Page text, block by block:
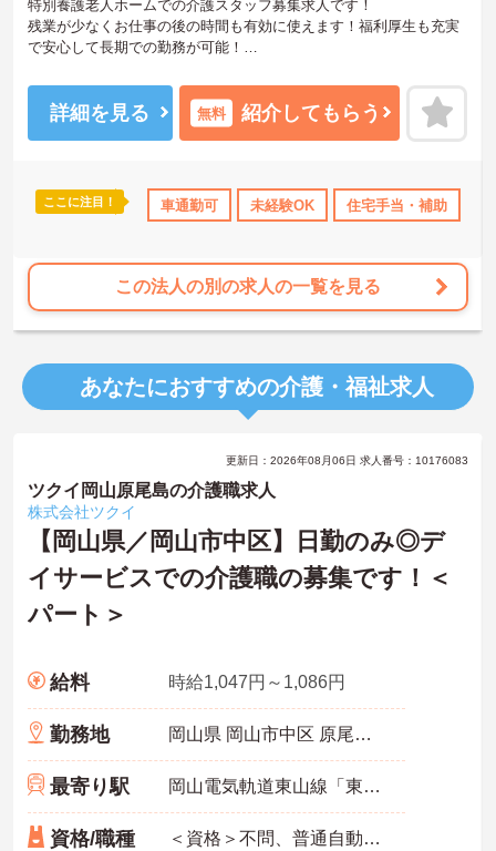
取得サポート 産休･育休･介護休暇取得実績あり 社会保険完備
特別養護老人ホームでの介護スタッフ募集求人です！
残業が少なくお仕事の後の時間も有効に使えます！福利厚生も充実
で安心して長期での勤務が可能！
すのでお気軽にご相談ください。
詳細を見る 無料 紹介してもらう
ここに注目！ 車通勤可 未経験OK 住宅手当・補助
この法人の別の求人の一覧を見る
あなたにおすすめの介護・福祉求人
更新日：2026年08月06日 求人番号：10176083
ツクイ岡山原尾島の介護職求人
株式会社ツクイ
【岡山県／岡山市中区】日勤のみ◎デ
イサービスでの介護職の募集です！＜
パート＞
給料 時給1,047円～1,086円
勤務地 岡山県 岡山市中区 原尾島4-14-8
最寄り駅 岡山電気軌道東山線「東山・おかでんミュージアム駅」バス・車7分
資格/職種 ＜資格＞不問、普通自動車運転免許(AT限定可) 必須 ＜経験＞不問 ※無資格者:入社半年以内に会社負担で認知症介護基礎研修受講